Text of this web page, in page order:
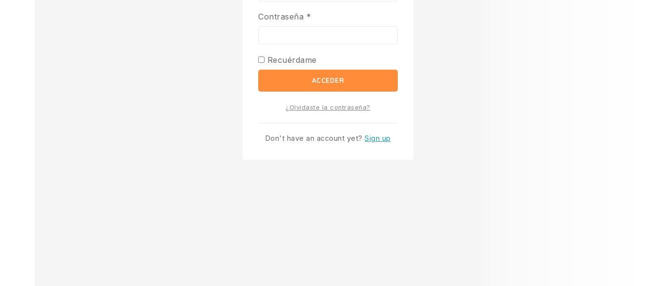
Contraseña *
Recuérdame
ACCEDER
¿Olvidaste la contraseña?
Don't have an account yet? Sign up